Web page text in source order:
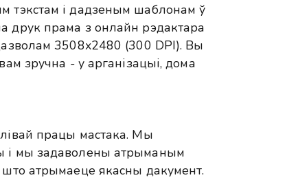
тэкстам і дадзеным шаблонам ў
друк прама з онлайн рэдактара
3508x2480 (300 DPI). Вы
зручна - у арганізацыі, дома
працы мастака. Мы
і мы задаволены атрыманым
атрымаеце якасны дакумент.